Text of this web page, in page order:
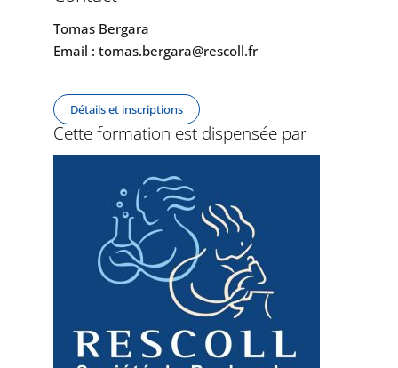
Tomas Bergara
Email : tomas.bergara@rescoll.fr
Détails et inscriptions
Cette formation est dispensée par